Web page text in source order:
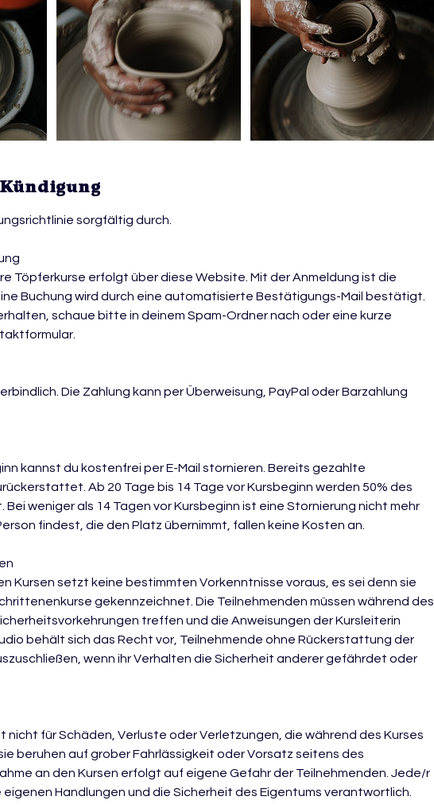
sorgfältig durch.
Töpferkurse erfolgt über diese Website. Mit der Anmeldung ist die
Buchung wird durch eine automatisierte Bestätigungs-Mail bestätigt.
schaue bitte in deinem Spam-Ordner nach oder eine kurze
Die Zahlung kann per Überweisung, PayPal oder Barzahlung
kannst du kostenfrei per E-Mail stornieren. Bereits gezahlte
Ab 20 Tage bis 14 Tage vor Kursbeginn werden 50% des
weniger als 14 Tagen vor Kursbeginn ist eine Stornierung nicht mehr
findest, die den Platz übernimmt, fallen keine Kosten an.
Kursen setzt keine bestimmten Vorkenntnisse voraus, es sei denn sie
gekennzeichnet. Die Teilnehmenden müssen während des
treffen und die Anweisungen der Kursleiterin
behält sich das Recht vor, Teilnehmende ohne Rückerstattung der
wenn ihr Verhalten die Sicherheit anderer gefährdet oder
für Schäden, Verluste oder Verletzungen, die während des Kurses
beruhen auf grober Fahrlässigkeit oder Vorsatz seitens des
an den Kursen erfolgt auf eigene Gefahr der Teilnehmenden. Jede/r
eigenen Handlungen und die Sicherheit des Eigentums verantwortlich.